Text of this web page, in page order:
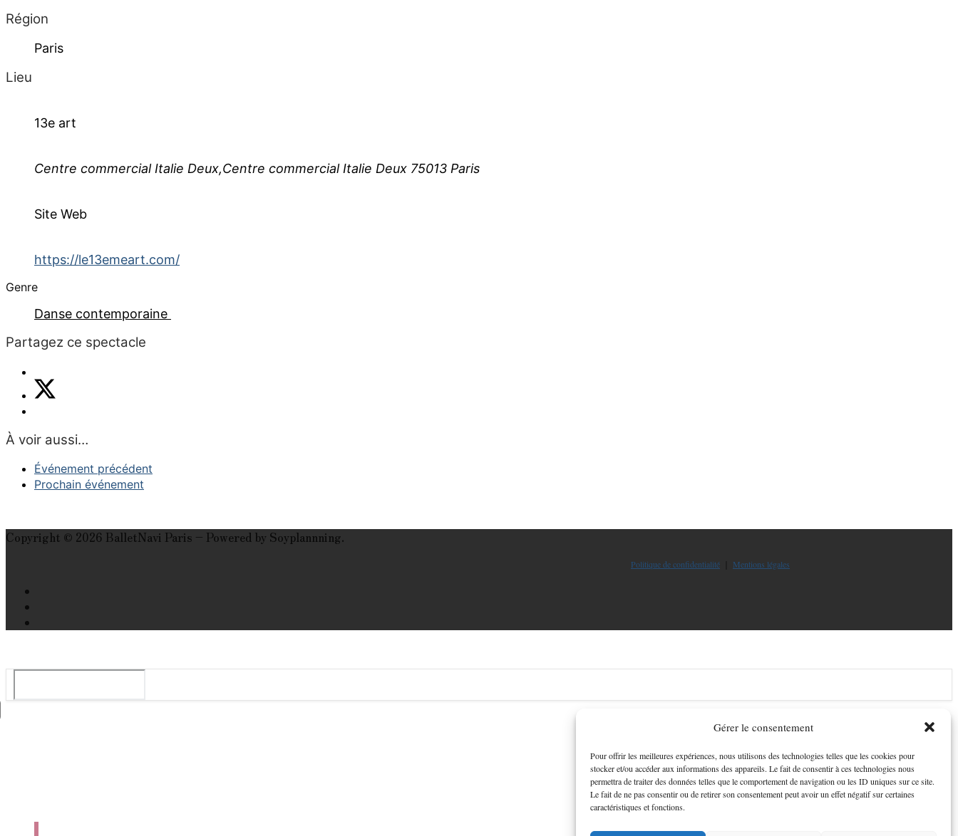
Gérer le consentement
Pour offrir les meilleures expériences, nous utilisons des technologies telles que les cookies pour
stocker et/ou accéder aux informations des appareils. Le fait de consentir à ces technologies nous
permettra de traiter des données telles que le comportement de navigation ou les ID uniques sur ce site.
Le fait de ne pas consentir ou de retirer son consentement peut avoir un effet négatif sur certaines
caractéristiques et fonctions.
Région
Paris
Lieu
13e art
Centre commercial Italie Deux,Centre commercial Italie Deux 75013 Paris
Site Web
https://le13emeart.com/
Genre
Danse contemporaine
Partagez ce spectacle
À voir aussi…
Événement précédent
Prochain événement
Copyright © 2026 BalletNavi Paris – Powered by Soyplannning.
Politique de confidentialité Mentions légales